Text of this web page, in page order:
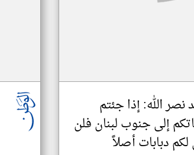
نصر الله: إذا جئتم
إلى جنوب لبنان فلن
دبابات أصلاً